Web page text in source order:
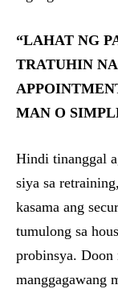
“LAHAT NG
TRATUHIN
MAN O
Hindi tinanggal
siya sa
kasama ang
tumulong sa
probinsya.
manggagawang